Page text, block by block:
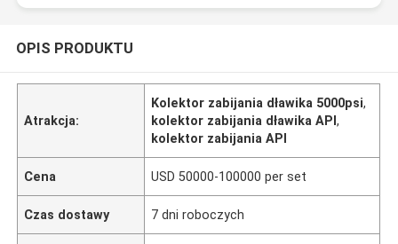
OPIS PRODUKTU
Atrakcja:
Kolektor zabijania dławika 5000psi,
kolektor zabijania dławika API,
kolektor zabijania API
Cena USD 50000-100000 per set
Czas dostawy 7 dni roboczych